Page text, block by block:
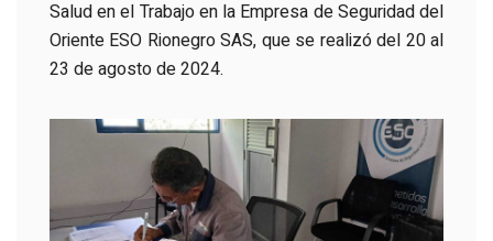
Salud en el Trabajo en la Empresa de Seguridad del
Oriente ESO Rionegro SAS, que se realizó del 20 al
23 de agosto de 2024.